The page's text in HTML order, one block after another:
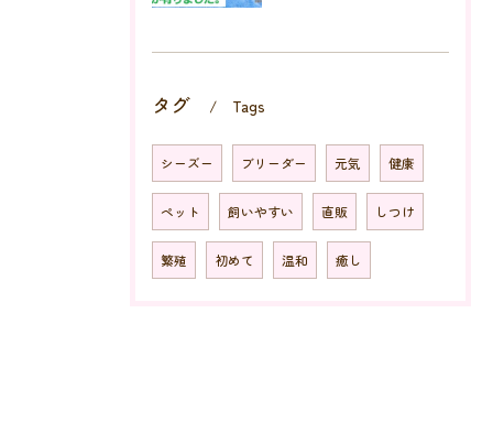
タグ Tags
シーズー ブリーダー 元気 健康
ペット 飼いやすい 直販 しつけ
繁殖 初めて 温和 癒し